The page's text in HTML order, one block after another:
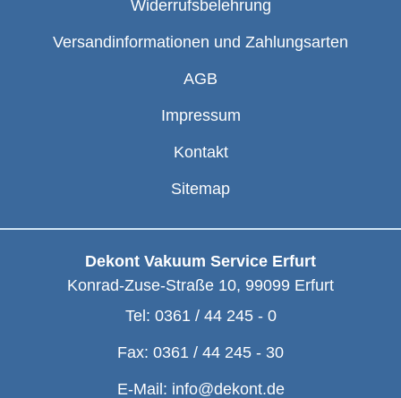
Widerrufsbelehrung
Versandinformationen und Zahlungsarten
AGB
Impressum
Kontakt
Sitemap
Dekont Vakuum Service Erfurt
Konrad-Zuse-Straße 10, 99099 Erfurt
Tel: 0361 / 44 245 - 0
Fax: 0361 / 44 245 - 30
E-Mail: info@dekont.de